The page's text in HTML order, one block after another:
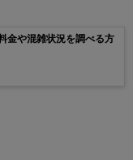
金や混雑状況を調べる方